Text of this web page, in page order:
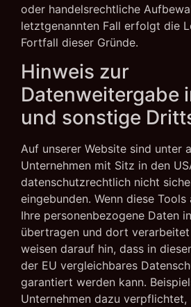
oder handelsrechtliche
letztgenannten Fall erfolgt die
Fortfall dieser Gründe.
Hinweis zur
Datenweitergabe
und sonstige
Auf unserer Website sind unter
Unternehmen mit Sitz in den
datenschutzrechtlich nicht
eingebunden. Wenn diese
Ihre personenbezogene Daten
übertragen und dort
weisen darauf hin, dass in
der EU vergleichbares
garantiert werden kann.
Unternehmen dazu verpflichtet,